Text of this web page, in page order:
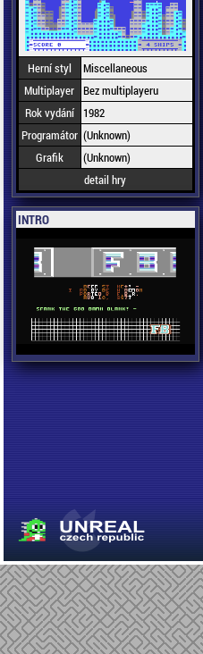
Herní styl
Miscellaneous
Multiplayer Bez multiplayeru
Rok vydání
1982
Programátor (Unknown)
Grafik
(Unknown)
detail hry
INTRO